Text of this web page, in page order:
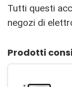
Tutti questi
negozi di
Prodotti